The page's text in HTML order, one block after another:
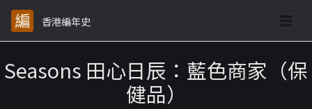
香港編年史
Seasons 田心日辰：藍色商家（保
健品）